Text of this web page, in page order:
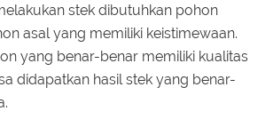
stek dibutuhkan pohon
asal yang memiliki keistimewaan.
yang benar-benar memiliki kualitas
didapatkan hasil stek yang benar-